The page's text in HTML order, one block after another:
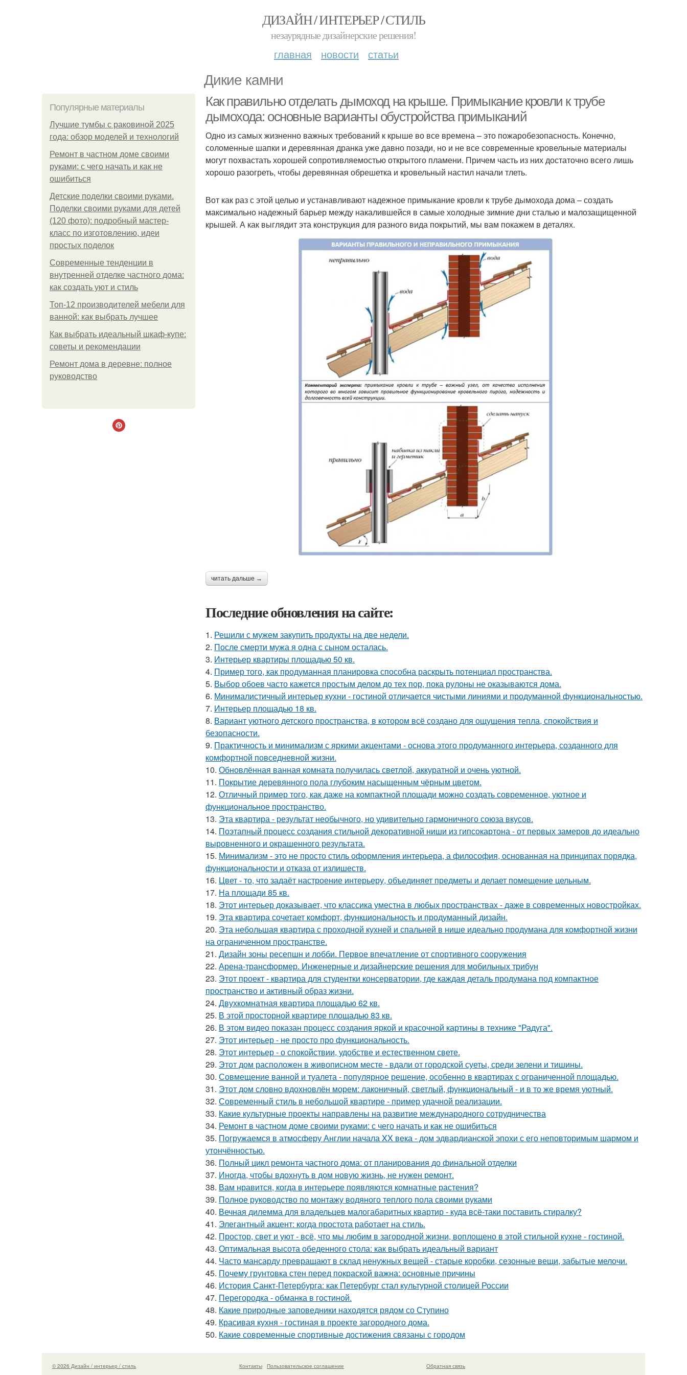
ДИЗАЙН / ИНТЕРЬЕР / СТИЛЬ
незаурядные дизайнерские решения!
главная новости статьи
Дикие камни
Популярные материалы
Лучшие тумбы с раковиной 2025
года: обзор моделей и технологий
Ремонт в частном доме своими
руками: с чего начать и как не
ошибиться
Детские поделки своими руками.
Поделки своими руками для детей
(120 фото): подробный мастер-
класс по изготовлению, идеи
простых поделок
Современные тенденции в
внутренней отделке частного дома:
как создать уют и стиль
Топ-12 производителей мебели для
ванной: как выбрать лучшее
Как выбрать идеальный шкаф-купе:
советы и рекомендации
Ремонт дома в деревне: полное
руководство
Как правильно отделать дымоход на крыше. Примыкание кровли к трубе
дымохода: основные варианты обустройства примыканий
Одно из самых жизненно важных требований к крыше во все времена – это пожаробезопасность. Конечно,
соломенные шапки и деревянная дранка уже давно позади, но и не все современные кровельные материалы
могут похвастать хорошей сопротивляемостью открытого пламени. Причем часть из них достаточно всего лишь
хорошо разогреть, чтобы деревянная обрешетка и кровельный настил начали тлеть.
Вот как раз с этой целью и устанавливают надежное примыкание кровли к трубе дымохода дома – создать
максимально надежный барьер между накалившейся в самые холодные зимние дни сталью и малозащищенной
крышей. А как выглядит эта конструкция для разного вида покрытий, мы вам покажем в деталях.
читать дальше →
Последние обновления на сайте:
1. Решили с мужем закупить продукты на две недели.
2. После смерти мужа я одна с сыном осталась.
3. Интерьер квартиры площадью 50 кв.
4. Пример того, как продуманная планировка способна раскрыть потенциал пространства.
5. Выбор обоев часто кажется простым делом до тех пор, пока рулоны не оказываются дома.
6. Минималистичный интерьер кухни - гостиной отличается чистыми линиями и продуманной функциональностью.
7. Интерьер площадью 18 кв.
8. Вариант уютного детского пространства, в котором всё создано для ощущения тепла, спокойствия и
безопасности.
9. Практичность и минимализм с яркими акцентами - основа этого продуманного интерьера, созданного для
комфортной повседневной жизни.
10. Обновлённая ванная комната получилась светлой, аккуратной и очень уютной.
11. Покрытие деревянного пола глубоким насыщенным чёрным цветом.
12. Отличный пример того, как даже на компактной площади можно создать современное, уютное и
функциональное пространство.
13. Эта квартира - результат необычного, но удивительно гармоничного союза вкусов.
14. Поэтапный процесс создания стильной декоративной ниши из гипсокартона - от первых замеров до идеально
выровненного и окрашенного результата.
15. Минимализм - это не просто стиль оформления интерьера, а философия, основанная на принципах порядка,
функциональности и отказа от излишеств.
16. Цвет - то, что задаёт настроение интерьеру, объединяет предметы и делает помещение цельным.
17. На площади 85 кв.
18. Этот интерьер доказывает, что классика уместна в любых пространствах - даже в современных новостройках.
19. Эта квартира сочетает комфорт, функциональность и продуманный дизайн.
20. Эта небольшая квартира с проходной кухней и спальней в нише идеально продумана для комфортной жизни
на ограниченном пространстве.
21. Дизайн зоны ресепшн и лобби. Первое впечатление от спортивного сооружения
22. Арена-трансформер. Инженерные и дизайнерские решения для мобильных трибун
23. Этот проект - квартира для студентки консерватории, где каждая деталь продумана под компактное
пространство и активный образ жизни.
24. Двухкомнатная квартира площадью 62 кв.
25. В этой просторной квартире площадью 83 кв.
26. В этом видео показан процесс создания яркой и красочной картины в технике "Радуга".
27. Этот интерьер - не просто про функциональность.
28. Этот интерьер - о спокойствии, удобстве и естественном свете.
29. Этот дом расположен в живописном месте - вдали от городской суеты, среди зелени и тишины.
30. Совмещение ванной и туалета - популярное решение, особенно в квартирах с ограниченной площадью.
31. Этот дом словно вдохновлён морем: лаконичный, светлый, функциональный - и в то же время уютный.
32. Современный стиль в небольшой квартире - пример удачной реализации.
33. Какие культурные проекты направлены на развитие международного сотрудничества
34. Ремонт в частном доме своими руками: с чего начать и как не ошибиться
35. Погружаемся в атмосферу Англии начала XX века - дом эдвардианской эпохи с его неповторимым шармом и
утончённостью.
36. Полный цикл ремонта частного дома: от планирования до финальной отделки
37. Иногда, чтобы вдохнуть в дом новую жизнь, не нужен ремонт.
38. Вам нравится, когда в интерьере появляются комнатные растения?
39. Полное руководство по монтажу водяного теплого пола своими руками
40. Вечная дилемма для владельцев малогабаритных квартир - куда всё-таки поставить стиралку?
41. Элегантный акцент: когда простота работает на стиль.
42. Простор, свет и уют - всё, что мы любим в загородной жизни, воплощено в этой стильной кухне - гостиной.
43. Оптимальная высота обеденного стола: как выбрать идеальный вариант
44. Часто мансарду превращают в склад ненужных вещей - старые коробки, сезонные вещи, забытые мелочи.
45. Почему грунтовка стен перед покраской важна: основные причины
46. История Санкт-Петербурга: как Петербург стал культурной столицей России
47. Перегородка - обманка в гостиной.
48. Какие природные заповедники находятся рядом со Ступино
49. Красивая кухня - гостиная в проекте загородного дома.
50. Какие современные спортивные достижения связаны с городом
© 2026 Дизайн / интерьер / стиль Контакты
Пользовательское соглашение
Обратная связь